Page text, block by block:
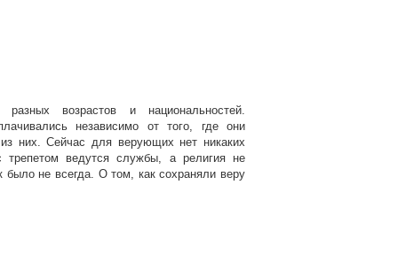
возрастов и национальностей.
независимо от того, где они
них. Сейчас для верующих нет никаких
трепетом ведутся службы, а религия не
было не всегда. О том, как сохраняли веру